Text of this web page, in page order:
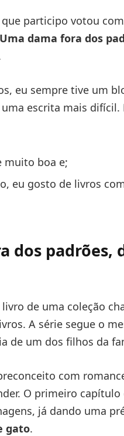
participo votou
Uma dama fora dos
eu sempre tive um
escrita mais difícil.
muito boa e;
eu gosto de livros
dos padrões,
de uma coleção
A série segue o
de um dos filhos da
com
O primeiro
já dando uma
gato.